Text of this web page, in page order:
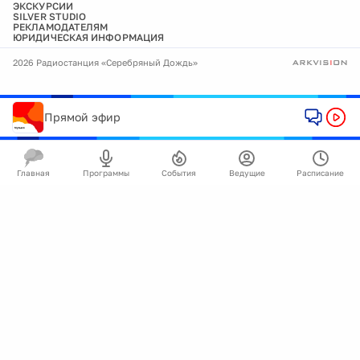
ЭКСКУРСИИ
SILVER STUDIO
РЕКЛАМОДАТЕЛЯМ
ЮРИДИЧЕСКАЯ ИНФОРМАЦИЯ
2026 Радиостанция «Серебряный Дождь»
Прямой эфир
Главная Программы События Ведущие Расписание